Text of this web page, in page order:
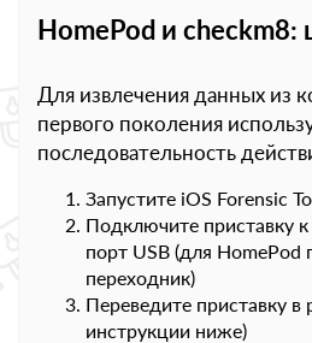
HomePod и checkm8:
Для извлечения данных из
первого поколения
последовательность
Запустите iOS Forensic
Подключите приставку
порт USB (для HomePod
переходник)
Переведите приставку
инструкции ниже)